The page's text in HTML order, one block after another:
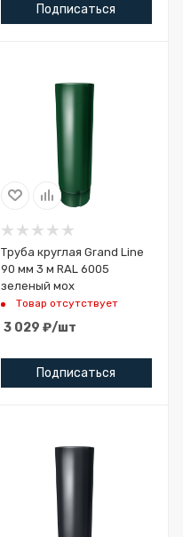
Подписаться
Труба круглая Grand Line
90 мм 3 м RAL 6005
зеленый мох
Товар отсутствует
3 029 ₽/шт
Подписаться